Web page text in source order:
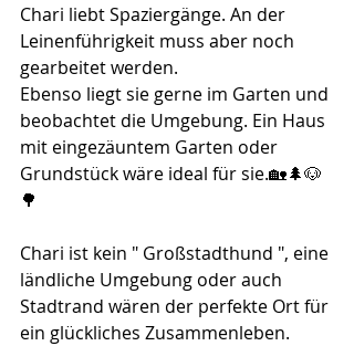
Chari liebt Spaziergänge. An der
Leinenführigkeit muss aber noch
gearbeitet werden.
Ebenso liegt sie gerne im Garten und
beobachtet die Umgebung. Ein Haus
mit eingezäuntem Garten oder
Grundstück wäre ideal für sie.🏡🌲🐶
🌳
Chari ist kein " Großstadthund ", eine
ländliche Umgebung oder auch
Stadtrand wären der perfekte Ort für
ein glückliches Zusammenleben.